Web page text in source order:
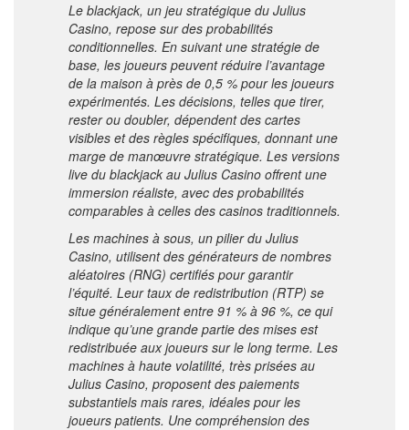
Le blackjack, un jeu stratégique du Julius
Casino, repose sur des probabilités
conditionnelles. En suivant une stratégie de
base, les joueurs peuvent réduire l’avantage
de la maison à près de 0,5 % pour les joueurs
expérimentés. Les décisions, telles que tirer,
rester ou doubler, dépendent des cartes
visibles et des règles spécifiques, donnant une
marge de manœuvre stratégique. Les versions
live du blackjack au Julius Casino offrent une
immersion réaliste, avec des probabilités
comparables à celles des casinos traditionnels.
Les machines à sous, un pilier du Julius
Casino, utilisent des générateurs de nombres
aléatoires (RNG) certifiés pour garantir
l’équité. Leur taux de redistribution (RTP) se
situe généralement entre 91 % à 96 %, ce qui
indique qu’une grande partie des mises est
redistribuée aux joueurs sur le long terme. Les
machines à haute volatilité, très prisées au
Julius Casino, proposent des paiements
substantiels mais rares, idéales pour les
joueurs patients. Une compréhension des